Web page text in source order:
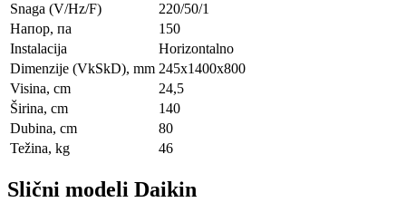
Snaga (V/Hz/F)
220/50/1
Напор, па
150
Instalacija
Horizontalno
Dimenzije (VkSkD), mm 245x1400x800
Visina, сm
24,5
Širina, сm
140
Dubina, сm
80
Težina, kg
46
Slični modeli Daikin